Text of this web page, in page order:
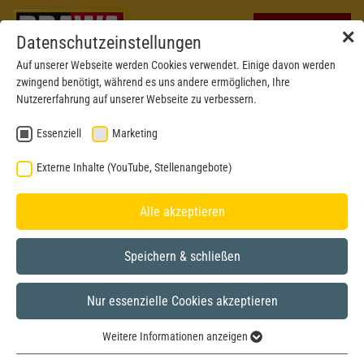
✕
Datenschutzeinstellungen
Auf unserer Webseite werden Cookies verwendet. Einige davon werden
zwingend benötigt, während es uns andere ermöglichen, Ihre
Nutzererfahrung auf unserer Webseite zu verbessern.
Essenziell Marketing
Externe Inhalte (YouTube, Stellenangebote)
Alle akzeptieren
Speichern & schließen
Nur essenzielle Cookies akzeptieren
Weitere Informationen anzeigen